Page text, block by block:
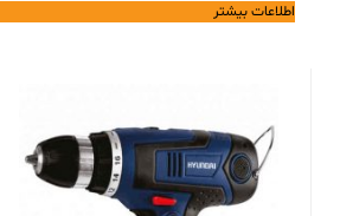
اطلاعات بیشتر